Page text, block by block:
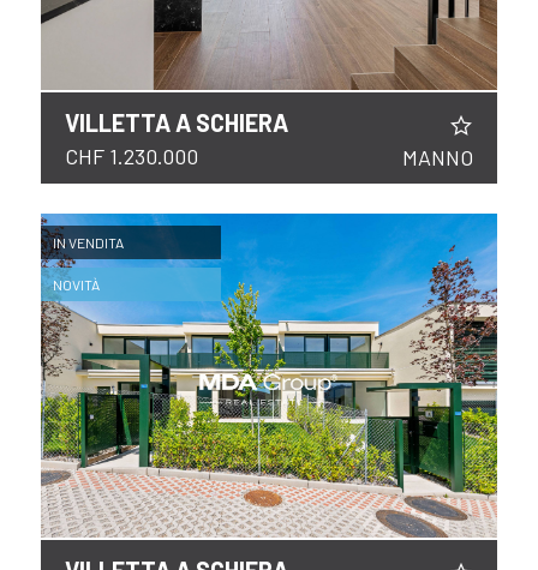
VILLETTA A SCHIERA
CHF 1.230.000 MANNO
IN VENDITA
NOVITÀ